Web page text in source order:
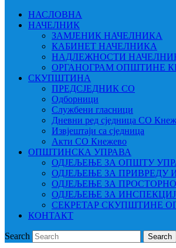
НАСЛОВНА
НАЧЕЛНИК
ЗАМЈЕНИК НАЧЕЛНИКА
КАБИНЕТ НАЧЕЛНИКА
НАДЛЕЖНОСТИ
ОРГАНОГРАМ ОПШТИНЕ
СКУПШТИНА
ПРЕДСЈЕДНИК СО
Одборници
Службени гласници
Дневни ред сједница СО
Извјештаји са сједница
Акти СО Кнежево
ОПШТИНСКА УПРАВА
ОДЈЕЉЕЊЕ ЗА ОПШТУ
ОДЈЕЉЕЊЕ ЗА ПРИВРЕДУ
ОДЈЕЉЕЊЕ ЗА
ОДЈЕЉЕЊЕ ЗА
СЕКРЕТАР СКУПШТИНЕ
КОНТАКТ
Search Search